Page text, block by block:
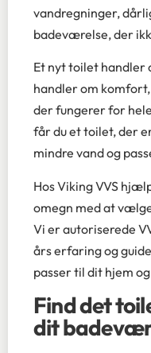
vandregninger,
badeværelse, der
Et nyt toilet handler
handler om
der fungerer for
får du et toilet, der
mindre vand og
Hos Viking VVS
omegn med at
Vi er autoriserede
års erfaring og
passer til dit hjem
Find det
dit